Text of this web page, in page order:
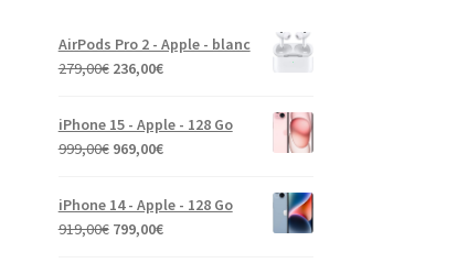
AirPods Pro 2 - Apple - blanc
279,00€ 236,00€
iPhone 15 - Apple - 128 Go
999,00€ 969,00€
iPhone 14 - Apple - 128 Go
919,00€ 799,00€